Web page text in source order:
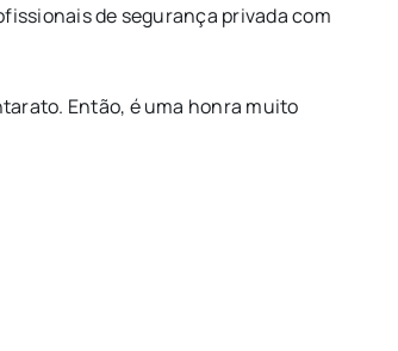
de segurança privada com
Então, é uma honra muito